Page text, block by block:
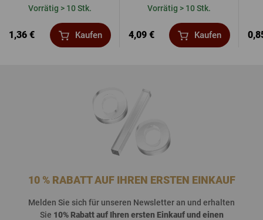
Vorrätig > 10 Stk.
1,36 € Kaufen
Vorrätig > 10 Stk.
4,09 € Kaufen
10 % RABATT AUF IHREN ERSTEN EINKAUF
Melden Sie sich für unseren Newsletter an und erhalten
Sie 10% Rabattauf Ihren ersten Einkaufund einen